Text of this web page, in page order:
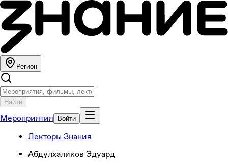
Регион
Найти
Мероприятия Войти
Лекторы Знания
Абдулхаликов Эдуард